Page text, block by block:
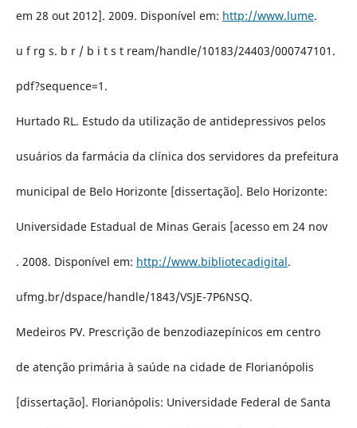
em 28 out 2012]. 2009. Disponível em: http://www.lume.
u f rg s. b r / b i t s t ream/handle/10183/24403/000747101.
pdf?sequence=1.
Hurtado RL. Estudo da utilização de antidepressivos pelos
usuários da farmácia da clínica dos servidores da prefeitura
municipal de Belo Horizonte [dissertação]. Belo Horizonte:
Universidade Estadual de Minas Gerais [acesso em 24 nov
. 2008. Disponível em: http://www.bibliotecadigital.
ufmg.br/dspace/handle/1843/VSJE-7P6NSQ.
Medeiros PV. Prescrição de benzodiazepínicos em centro
de atenção primária à saúde na cidade de Florianópolis
[dissertação]. Florianópolis: Universidade Federal de Santa